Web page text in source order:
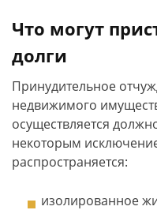
Что могут
долги
Принудительное
недвижимого
осуществляется
некоторым
распространяется:
изолированное